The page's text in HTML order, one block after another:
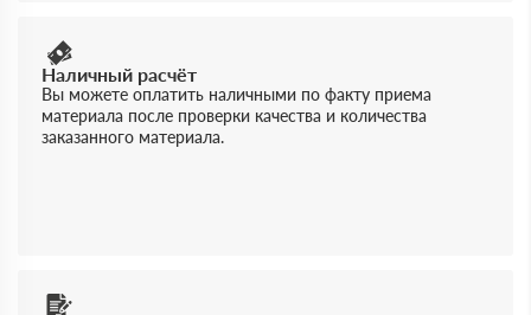
Наличный расчёт
Вы можете оплатить наличными по факту приема
материала после проверки качества и количества
заказанного материала.